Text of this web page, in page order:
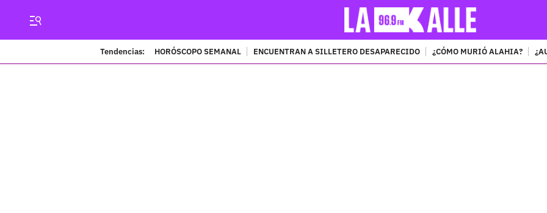
Tendencias: HORÓSCOPO SEMANAL ENCUENTRAN A SILLETERO DESAPARECIDO ¿CÓMO MURIÓ ALAHIA?